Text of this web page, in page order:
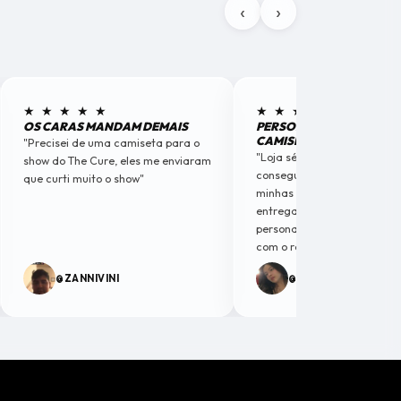
‹ ›
★ ★ ★ ★ ★
OS CARAS MANDAM DEMAIS
"Precisei de uma camiseta para o
show do The Cure, eles me enviaram
que curti muito o show"
@ZANNIVINI
★ ★ ★ ★ ★
PERSONALIZEI MINHAS
CAMISETAS
"Loja séria e criativos. A
conseguiu captar a
minhas camisetas
entregaram algo com
personalidade. Fiquei
com o resultado."
@SORAIAOFIC